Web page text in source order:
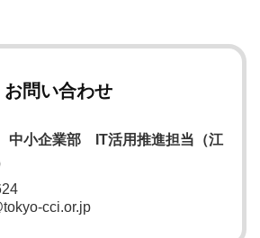
お問い合わせ
中小企業部 IT活用推進担当（江
cci.or.jp